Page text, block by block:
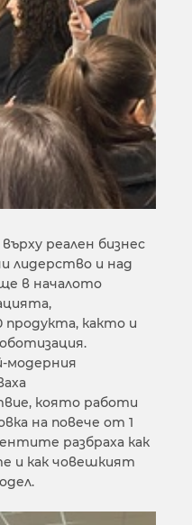
реален бизнес
лидерство и над
в началото
както и
модерния
която работи
на повече от 1
разбраха как
и как човешкият